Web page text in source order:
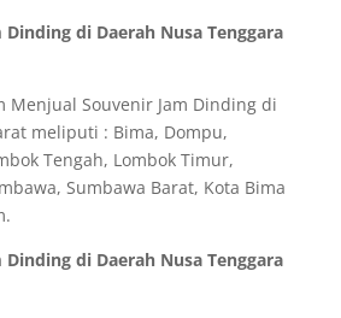
Dinding di Daerah Nusa Tenggara
Menjual Souvenir Jam Dinding di
meliputi : Bima, Dompu,
Tengah, Lombok Timur,
Sumbawa Barat, Kota Bima
Dinding di Daerah Nusa Tenggara